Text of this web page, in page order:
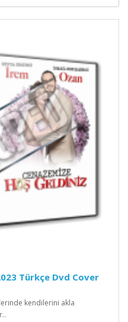
Türkçe Dvd Cover
kendilerini akla